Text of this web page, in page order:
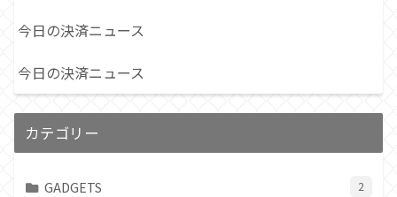
今日の決済ニュース
今日の決済ニュース
カテゴリー
GADGETS 2